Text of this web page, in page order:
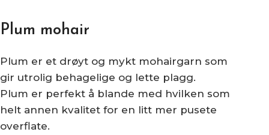
Plum mohair
Plum er et drøyt og mykt mohairgarn som
gir utrolig behagelige og lette plagg.
Plum er perfekt å blande med hvilken som
helt annen kvalitet for en litt mer pusete
overflate.